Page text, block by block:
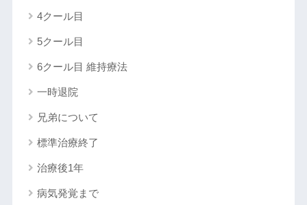
4クール目
5クール目
6クール目 維持療法
一時退院
兄弟について
標準治療終了
治療後1年
病気発覚まで